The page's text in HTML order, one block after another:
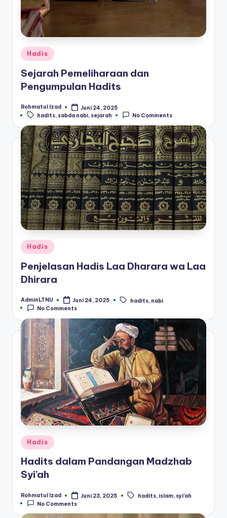
Posted
Hadis
Sejarah Pemeliharaan dan
Pengumpulan Hadits
Posted
by
Rohmatul Izad Juni 24, 2025
Tags:
hadits, sabda nabi, sejarah No Comments
Posted
in
Hadis
Penjelasan Hadis Laa Dharara wa Laa
Dhirara
Posted
by
AdminLTNU Juni 24, 2025
Tags: hadits, nabi
No Comments
Posted
in
Hadis
Hadits dalam Pandangan Madzhab
Syi’ah
Posted
by
Rohmatul Izad Juni 23, 2025
Tags: hadits, islam, syi'ah
No Comments